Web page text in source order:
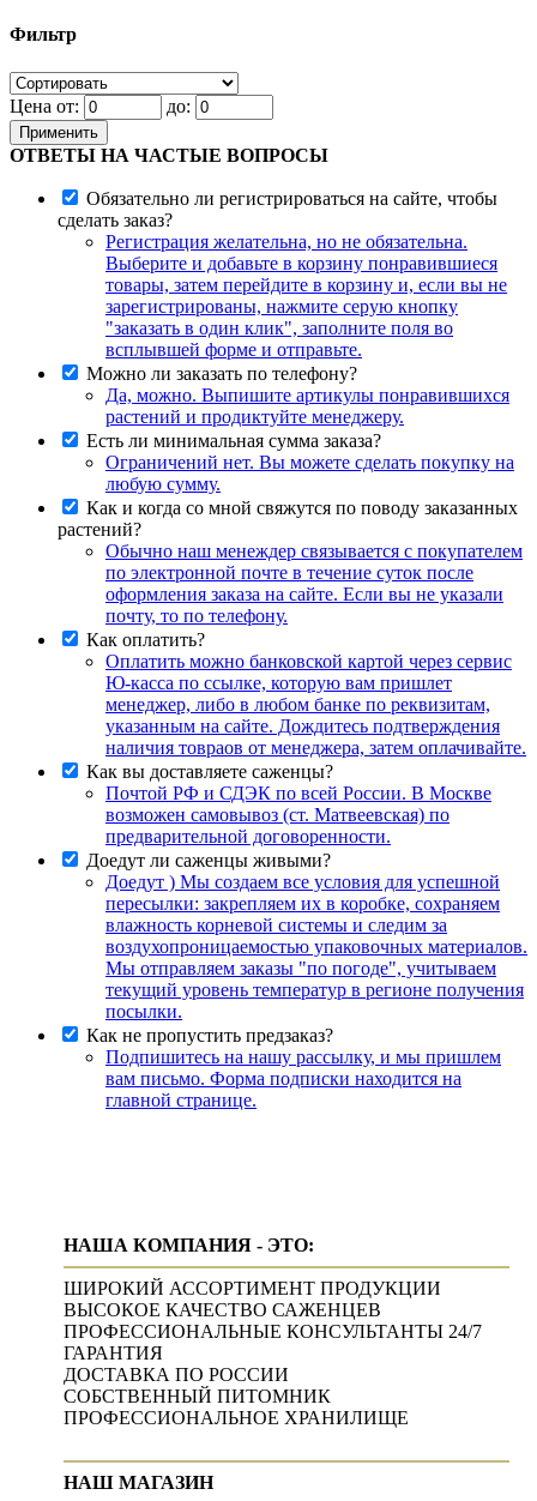
Фильтр
Цена от: до:
Применить
ОТВЕТЫ НА ЧАСТЫЕ ВОПРОСЫ
Обязательно ли регистрироваться на сайте, чтобы
сделать заказ?
Регистрация желательна, но не обязательна.
Выберите и добавьте в корзину понравившиеся
товары, затем перейдите в корзину и, если вы не
зарегистрированы, нажмите серую кнопку
"заказать в один клик", заполните поля во
всплывшей форме и отправьте.
Можно ли заказать по телефону?
Да, можно. Выпишите артикулы понравившихся
растений и продиктуйте менеджеру.
Есть ли минимальная сумма заказа?
Ограничений нет. Вы можете сделать покупку на
любую сумму.
Как и когда со мной свяжутся по поводу заказанных
растений?
Обычно наш менеждер связывается с покупателем
по электронной почте в течение суток после
оформления заказа на сайте. Если вы не указали
почту, то по телефону.
Как оплатить?
Оплатить можно банковской картой через сервис
Ю-касса по ссылке, которую вам пришлет
менеджер, либо в любом банке по реквизитам,
указанным на сайте. Дождитесь подтверждения
наличия товраов от менеджера, затем оплачивайте.
Как вы доставляете саженцы?
Почтой РФ и СДЭК по всей России. В Москве
возможен самовывоз (ст. Матвеевская) по
предварительной договоренности.
Доедут ли саженцы живыми?
Доедут ) Мы создаем все условия для успешной
пересылки: закрепляем их в коробке, сохраняем
влажность корневой системы и следим за
воздухопроницаемостью упаковочных материалов.
Мы отправляем заказы "по погоде", учитываем
текущий уровень температур в регионе получения
посылки.
Как не пропустить предзаказ?
Подпишитесь на нашу рассылку, и мы пришлем
вам письмо. Форма подписки находится на
главной странице.
НАША КОМПАНИЯ - ЭТО:
ШИРОКИЙ АССОРТИМЕНТ ПРОДУКЦИИ
ВЫСОКОЕ КАЧЕСТВО САЖЕНЦЕВ
ПРОФЕССИОНАЛЬНЫЕ КОНСУЛЬТАНТЫ 24/7
ГАРАНТИЯ
ДОСТАВКА ПО РОССИИ
СОБСТВЕННЫЙ ПИТОМНИК
ПРОФЕССИОНАЛЬНОЕ ХРАНИЛИЩЕ
НАШ МАГАЗИН